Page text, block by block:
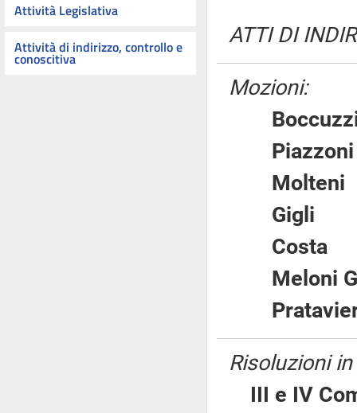
Attività Legislativa
Attività di indirizzo, controllo e
conoscitiva
ATTI DI
Mozioni:
Gigli
Meloni
Risoluzioni
III e IV